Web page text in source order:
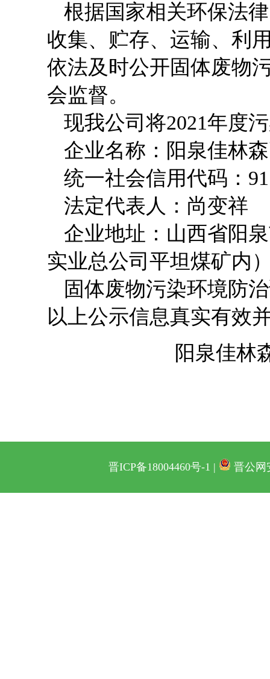
根据国家相关环保法
收集、贮存、运输、利
依法及时公开固体废物
会监督。
现我公司将2021年度
企业名称：阳泉佳林
统一社会信用代码：
法定代表人：尚变祥
企业地址： 山西省阳
实业总公司平坦煤矿内
固体废物污染环境防
以上公示信息真实有效
阳泉佳林
晋ICP备18004460号-1 | 晋公网